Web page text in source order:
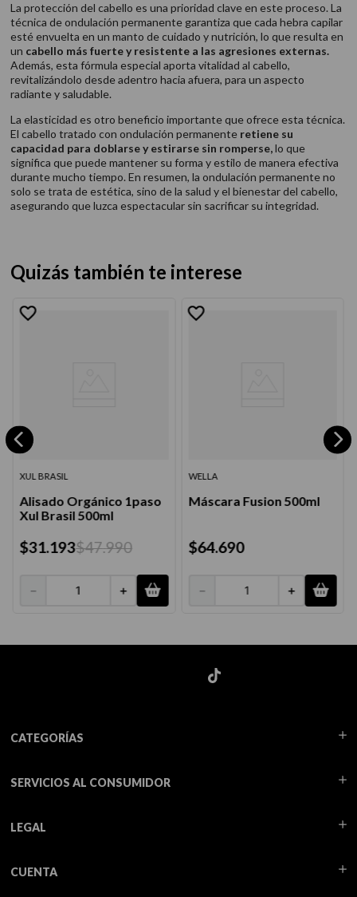
La protección del cabello es una prioridad clave en este proceso. La
técnica de ondulación permanente garantiza que cada hebra capilar
esté envuelta en un manto de cuidado y nutrición, lo que resulta en
un cabello más fuerte y resistente a las agresiones externas.
Además, esta fórmula especial aporta vitalidad al cabello,
revitalizándolo desde adentro hacia afuera, para un aspecto
radiante y saludable.
La elasticidad es otro beneficio importante que ofrece esta técnica.
El cabello tratado con ondulación permanenteretiene su
capacidad para doblarse y estirarse sin romperse,lo que
significa que puede mantener su forma y estilo de manera efectiva
durante mucho tiempo. En resumen, la ondulación permanente no
solo se trata de estética, sino de la salud y el bienestar del cabello,
asegurando que luzca espectacular sin sacrificar su integridad.
Quizás también te interese
XUL BRASIL
Alisado Orgánico 1paso
Xul Brasil 500ml
$31.193$47.990
＋
－
WELLA
Máscara Fusion 500ml
$64.690
＋
－
CATEGORÍAS
SERVICIOS AL CONSUMIDOR
LEGAL
CUENTA